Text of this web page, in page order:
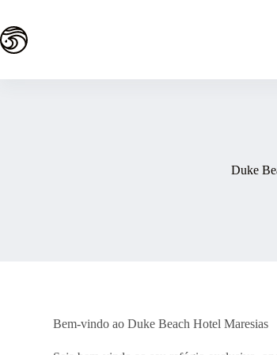
Duke
Bem-vindo ao Duke Beach Hotel Maresias